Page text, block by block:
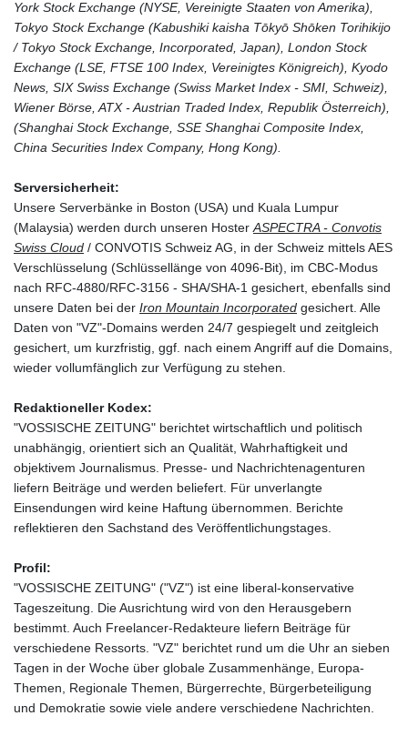
York Stock Exchange (NYSE, Vereinigte Staaten von Amerika),
Tokyo Stock Exchange (Kabushiki kaisha Tōkyō Shōken Torihikijo
/ Tokyo Stock Exchange, Incorporated, Japan), London Stock
Exchange (LSE, FTSE 100 Index, Vereinigtes Königreich), Kyodo
News, SIX Swiss Exchange (Swiss Market Index - SMI, Schweiz),
Wiener Börse, ATX - Austrian Traded Index, Republik Österreich),
(Shanghai Stock Exchange, SSE Shanghai Composite Index,
China Securities Index Company, Hong Kong).
Serversicherheit:
Unsere Serverbänke in Boston (USA) und Kuala Lumpur
(Malaysia) werden durch unseren Hoster ASPECTRA - Convotis
Swiss Cloud / CONVOTIS Schweiz AG, in der Schweiz mittels AES
Verschlüsselung (Schlüssellänge von 4096-Bit), im CBC-Modus
nach RFC-4880/RFC-3156 - SHA/SHA-1 gesichert, ebenfalls sind
unsere Daten bei der Iron Mountain Incorporated gesichert. Alle
Daten von "VZ"-Domains werden 24/7 gespiegelt und zeitgleich
gesichert, um kurzfristig, ggf. nach einem Angriff auf die Domains,
wieder vollumfänglich zur Verfügung zu stehen.
Redaktioneller Kodex:
"VOSSISCHE ZEITUNG" berichtet wirtschaftlich und politisch
unabhängig, orientiert sich an Qualität, Wahrhaftigkeit und
objektivem Journalismus. Presse- und Nachrichtenagenturen
liefern Beiträge und werden beliefert. Für unverlangte
Einsendungen wird keine Haftung übernommen. Berichte
reflektieren den Sachstand des Veröffentlichungstages.
Profil:
"VOSSISCHE ZEITUNG" ("VZ") ist eine liberal-konservative
Tageszeitung. Die Ausrichtung wird von den Herausgebern
bestimmt. Auch Freelancer-Redakteure liefern Beiträge für
verschiedene Ressorts. "VZ" berichtet rund um die Uhr an sieben
Tagen in der Woche über globale Zusammenhänge, Europa-
Themen, Regionale Themen, Bürgerrechte, Bürgerbeteiligung
und Demokratie sowie viele andere verschiedene Nachrichten.